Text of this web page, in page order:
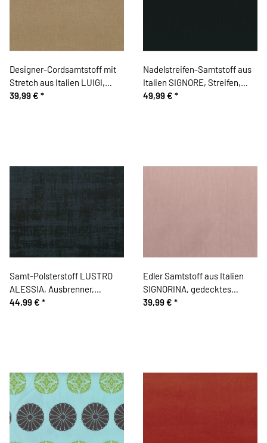
Designer-Cordsamtstoff mit
Stretch aus Italien LUIGI,
beige
39,99 € *
Nadelstreifen-Samtstoff aus
Italien SIGNORE, Streifen,
nachtblau
49,99 € *
Samt-Polsterstoff LUSTRO
ALESSIA, Ausbrenner,
schwarz
44,99 € *
Edler Samtstoff aus Italien
SIGNORINA, gedecktes
altrosa
39,99 € *